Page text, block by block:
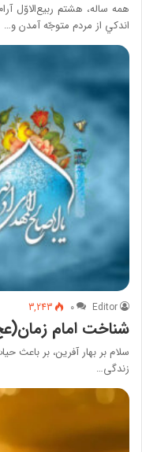
همه ساله‌، هشتم‌ ربيع‌الاوّل
اندكي از مردم‌ متوجّه‌ آمدن‌ و…
Editor ۰ 3,243
شناخت امام
سلام‌ بر بهار آفرین‌، بر باعث‌
زندگی…